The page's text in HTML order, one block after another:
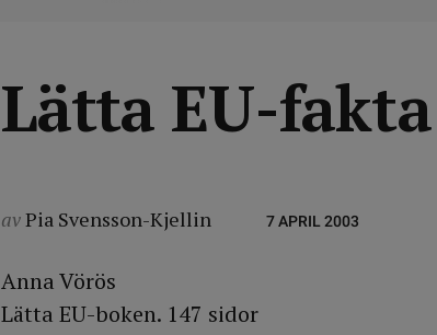
Lätta EU-fakta
avPia Svensson-Kjellin 7 APRIL 2003
Anna Vörös
Lätta EU-boken. 147 sidor